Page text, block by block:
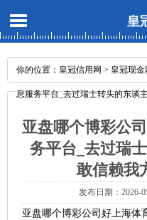
皇
你的位置： 皇冠信用网 > 皇冠现金
息服务平台_去过瑞士转头的东谈
亚盘哪个博彩公
务平台_去过瑞
敢信赖我
发布日期：2026-
亚盘哪个博彩公司好上海体